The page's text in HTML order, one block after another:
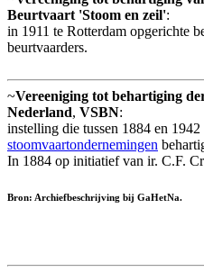
Beurtvaart 'Stoom en zeil':
in 1911 te Rotterdam opgerichte
beurtvaarders.
~Vereeniging tot behartiging
Nederland, VSBN:
instelling die tussen 1884 en
stoomvaartondernemingen
In 1884 op initiatief van ir. C.F.
Bron: Archiefbeschrijving bij GaHetNa.